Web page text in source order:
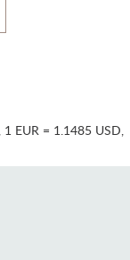
1 EUR = 1.1485 USD,